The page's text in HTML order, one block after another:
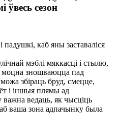
ўвесь сезон
каб яны заставаліся
мэблі мяккасці і стылю,
зношваюцца пад
збіраць бруд, смецце,
і іншыя плямы ад
ведаць, як чысціць
ваша зона адпачынку была